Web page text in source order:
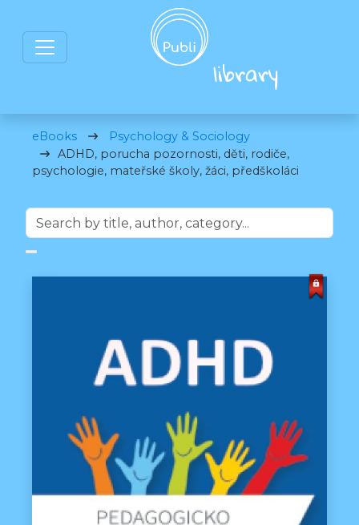
eBooks
Psychology & Sociology
ADHD, porucha pozornosti, děti, rodiče,
psychologie, mateřské školy, žáci, předškoláci